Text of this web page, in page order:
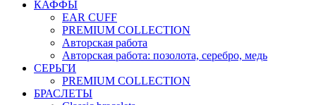
КАФФЫ
EAR CUFF
PREMIUM COLLECTION
Авторская работа
Авторская работа: позолота, серебро, медь
СЕРЬГИ
PREMIUM COLLECTION
БРАСЛЕТЫ